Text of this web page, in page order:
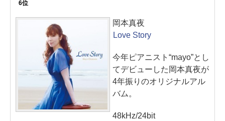
6位
岡本真夜
Love Story
今年ピアニスト“mayo”とし
てデビューした岡本真夜が
4年振りのオリジナルアル
バム。
48kHz/24bit